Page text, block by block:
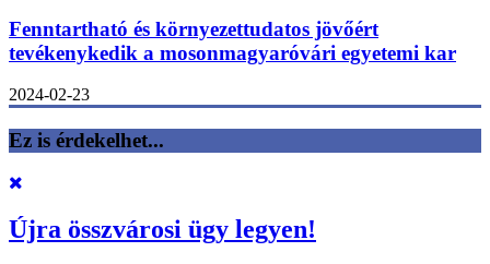
Fenntartható és környezettudatos jövőért
tevékenykedik a mosonmagyaróvári egyetemi kar
2024-02-23
Ez is érdekelhet...
Újra összvárosi ügy legyen!